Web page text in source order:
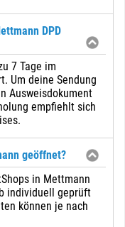
DPD
7 Tage im
Um deine Sendung
Ausweisdokument
empfiehlt sich
geöffnet?
in Mettmann
individuell geprüft
können je nach